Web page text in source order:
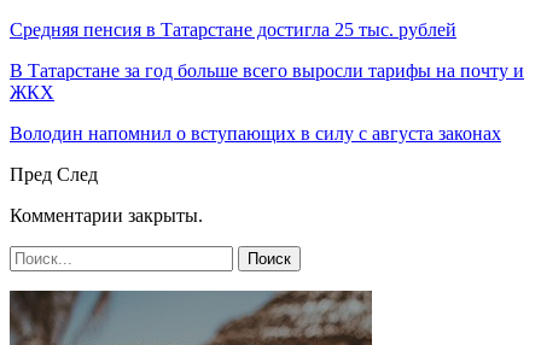
Средняя пенсия в Татарстане достигла 25 тыс. рублей
В Татарстане за год больше всего выросли тарифы на почту и
ЖКХ
Володин напомнил о вступающих в силу с августа законах
Пред След
Комментарии закрыты.